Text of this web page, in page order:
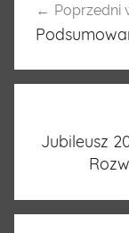
wpisu
Poprzedni
Jubileusz